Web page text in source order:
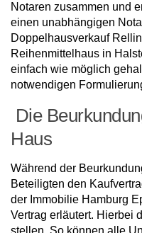
Notaren zusammen und
einen unabhängigen
Doppelhausverkauf
Reihenmittelhaus in
einfach wie möglich
notwendigen
Die
Haus
Während der
Beteiligten den
der Immobilie Hamburg
Vertrag erläutert. Hierbei